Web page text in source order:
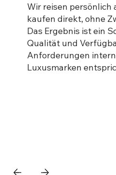
Wir reisen persönlich
kaufen direkt, ohne
Das Ergebnis ist ein
Qualität und
Anforderungen
Luxusmarken